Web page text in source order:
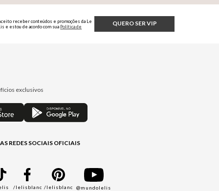
QUERO SER VIP
receber conteúdos e promoções da Le
e estou de acordo com sua Política de
exclusivos
REDES SOCIAIS OFICIAIS
/lelisblanc /lelisblanc @mundolelis